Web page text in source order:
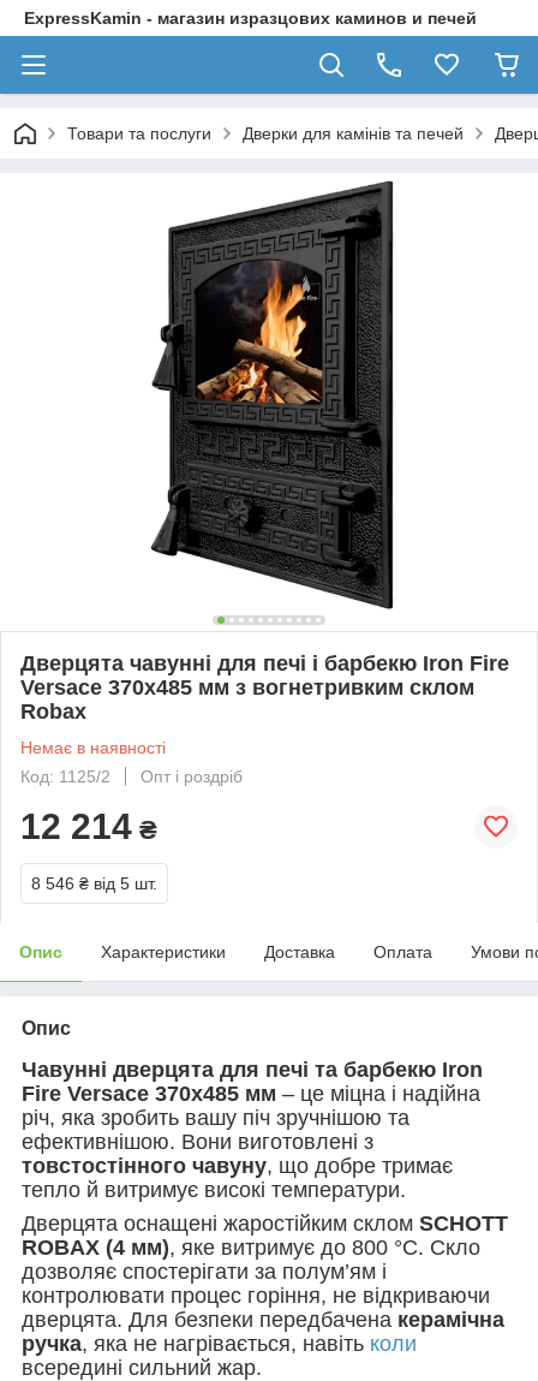
ExpressKamin - магазин изразцових каминов и печей
Товари та послуги Дверки для камінів та печей
Дверцята чавунні для печі і барбекю Iron Fire
Versace 370х485 мм з вогнетривким склом
Robax
Немає в наявності
Код: 1125/2
Опт і роздріб
12 214 ₴
8 546 ₴ від 5 шт.
Опис Характеристики Доставка Оплата Умови
Опис
Чавунні дверцята для печі та барбекю Iron
Fire Versace 370х485 мм – це міцна і надійна
річ, яка зробить вашу піч зручнішою та
ефективнішою. Вони виготовлені з
товстостінного чавуну, що добре тримає
тепло й витримує високі температури.
Дверцята оснащені жаростійким склом SCHOTT
ROBAX (4 мм), яке витримує до 800 °C. Скло
дозволяє спостерігати за полум’ям і
контролювати процес горіння, не відкриваючи
дверцята. Для безпеки передбачена керамічна
ручка, яка не нагрівається, навіть коли
всередині сильний жар.